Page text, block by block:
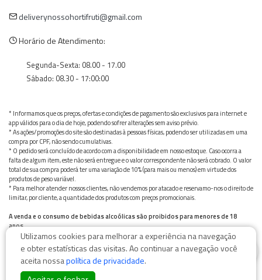
deliverynossohortifruti@gmail.com
Horário de Atendimento:
Segunda-Sexta: 08.00 - 17.00
Sábado: 08.30 - 17:00:00
* Informamos que os preços, ofertas e condições de pagamento são exclusivos para internet e
app válidos para o dia de hoje, podendo sofrer alterações sem aviso prévio.
* As ações/promoções do site são destinadas à pessoas físicas, podendo ser utilizadas em uma
compra por CPF, não sendo cumulativas.
* O pedido será concluído de acordo com a disponibilidade em nosso estoque. Caso ocorra a
falta de algum item, este não será entregue e o valor correspondente não será cobrado. O valor
total de sua compra poderá ter uma variação de 10% (para mais ou menos) em virtude dos
produtos de peso variável.
* Para melhor atender nossos clientes, não vendemos por atacado e reservamo-nos o direito de
limitar, por cliente, a quantidade dos produtos com preços promocionais.
A venda e o consumo de bebidas alcoólicas são proibidos para menores de 18
anos.
Bebida alcoólica pode causar dependência química e, em excesso, provoca graves males à saúde.
Beba com moderação
Utilizamos cookies para melhorar a experiência na navegação
e obter estatísticas das visitas. Ao continuar a navegação você
aceita nossapolítica de privacidade.